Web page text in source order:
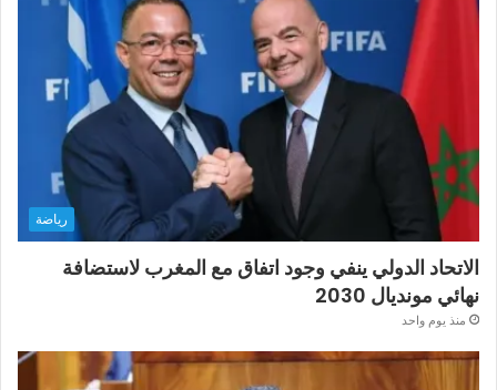
رياضة
الاتحاد الدولي ينفي وجود اتفاق مع المغرب لاستضافة
نهائي مونديال 2030
منذ يوم واحد